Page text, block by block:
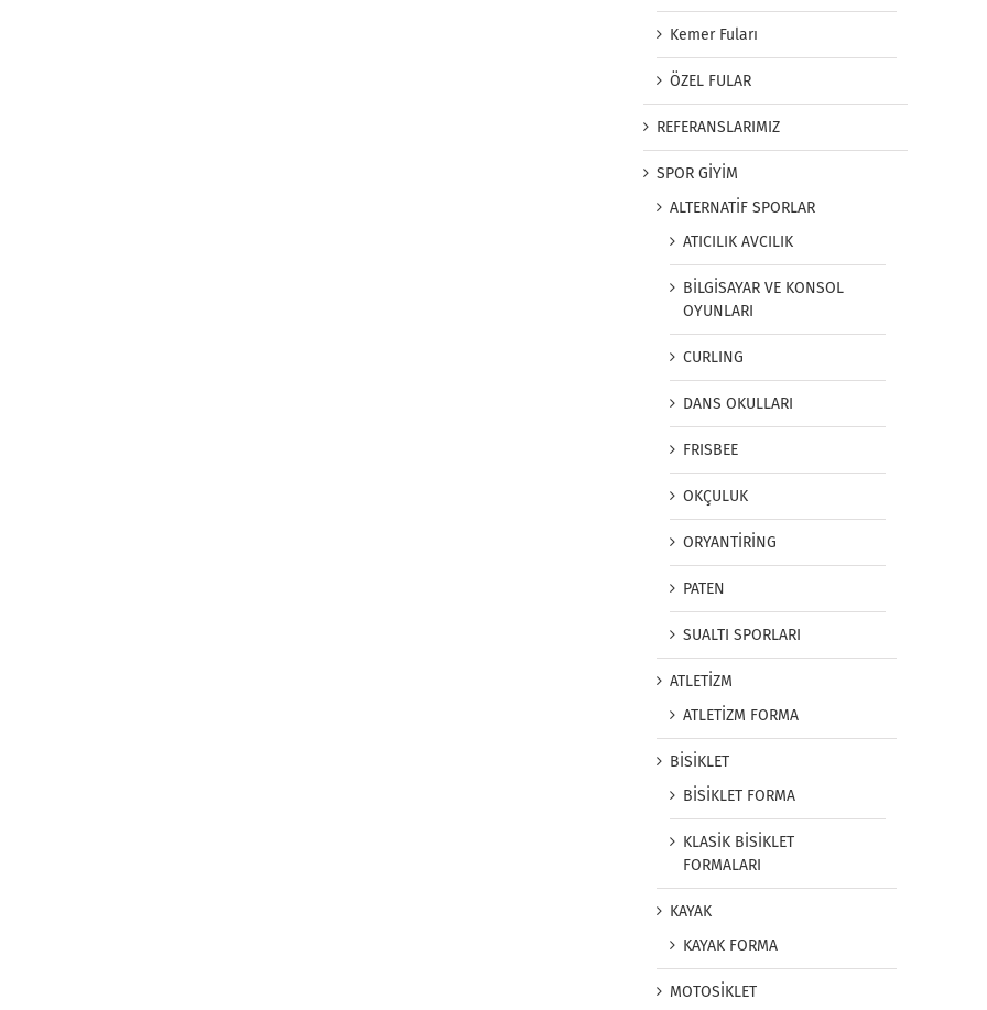
Kemer Fuları
ÖZEL FULAR
REFERANSLARIMIZ
SPOR GİYİM
ALTERNATİF SPORLAR
ATICILIK AVCILIK
BİLGİSAYAR VE KONSOL
OYUNLARI
CURLING
DANS OKULLARI
FRISBEE
OKÇULUK
ORYANTİRİNG
PATEN
SUALTI SPORLARI
ATLETİZM
ATLETİZM FORMA
BİSİKLET
BİSİKLET FORMA
KLASİK BİSİKLET
FORMALARI
KAYAK
KAYAK FORMA
MOTOSİKLET